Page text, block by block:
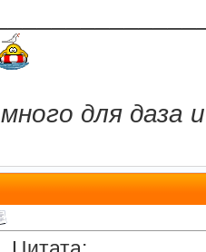
много для даза